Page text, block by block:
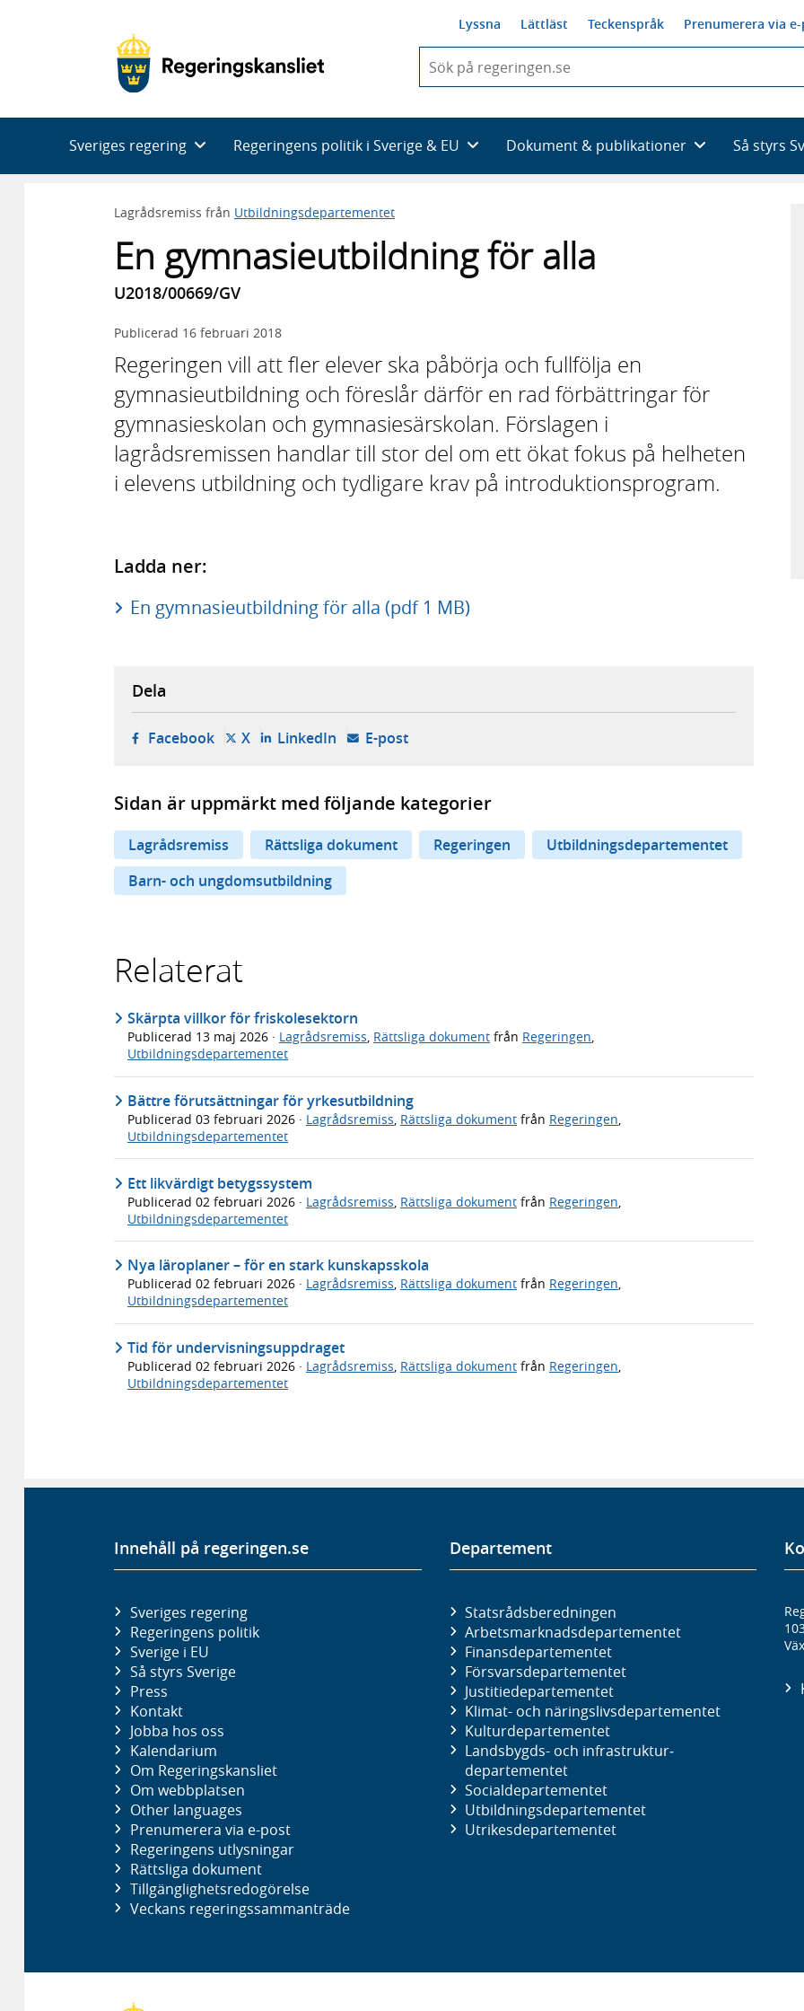
Lyssna Lättläst Teckenspråk Prenumerera via
du
skriva
framträder
en
Sveriges regering Regeringens politik i Sverige & EU Dokument & publikationer Så styrs
Lagrådsremiss från Utbildningsdepartementet
En gymnasieutbildning för alla
U2018/00669/GV
Publicerad 16 februari 2018
Regeringen vill att fler elever ska påbörja och fullfölja en
gymnasieutbildning och föreslår därför en rad förbättringar för
gymnasieskolan och gymnasiesärskolan. Förslagen i
lagrådsremissen handlar till stor del om ett ökat fokus på helheten
i elevens utbildning och tydligare krav på introduktionsprogram.
Ladda ner:
En gymnasieutbildning för alla (pdf 1 MB)
Dela
Facebook- öppnas i ny flik, extern webbplats,
X- öppnas i ny flik, extern webbplats,
LinkedIn- öppnas i ny flik, extern webbplats,
E-post- öppnar din e-postklient,
Sidan är uppmärkt med följande kategorier
Lagrådsremiss Rättsliga dokument Regeringen
Utbildningsdepartementet
Barn- och ungdomsutbildning
Relaterat
Skärpta villkor för friskolesektorn
Publicerad 13 maj 2026 · Lagrådsremiss, Rättsliga dokument från Regeringen,
Utbildningsdepartementet
Bättre förutsättningar för yrkesutbildning
Publicerad 03 februari 2026 · Lagrådsremiss, Rättsliga dokument från Regeringen,
Utbildningsdepartementet
Ett likvärdigt betygssystem
Publicerad 02 februari 2026 · Lagrådsremiss Rättsliga dokument från Regeringen
Utbildningsdepartementet
Nya läroplaner – för en stark kunskapsskola
Publicerad 02 februari 2026 · Lagrådsremiss, Rättsliga dokument från Regeringen,
Utbildningsdepartementet
Tid för undervisningsuppdraget
Publicerad 02 februari 2026 · Lagrådsremiss, Rättsliga dokument från Regeringen,
Utbildningsdepartementet
Innehåll på regeringen.se
Sveriges regering
Regeringens politik
Sverige i EU
Så styrs Sverige
Press
Kontakt
Jobba hos oss
Kalendarium
Om Regeringskansliet
Om webbplatsen
Other languages
Prenumerera via e-post
Regeringens utlysningar
Rättsliga dokument
Tillgänglighetsredogörelse
Veckans regeringssammanträde
Departement
Statsrådsberedningen
Arbetsmarknads­departementet
Finans­departementet
Försvars­departementet
Justitie­departementet
Klimat- och näringslivs­departementet
Kultur­departementet
Landsbygds- och infrastruktur­
departementet
Social­departementet
Utbildnings­departementet
Utrikes­departementet